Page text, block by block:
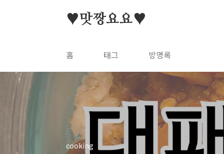
♥맛짱요요♥
홈 태그 방명록
cooking